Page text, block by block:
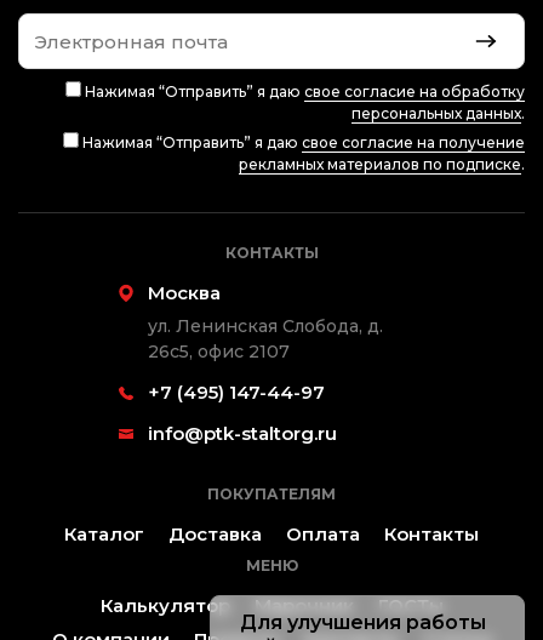
Нажимая “Отправить” я даю свое согласие на обработку
персональных данных.
Нажимая “Отправить” я даю свое согласие на получение
рекламных материалов по подписке.
КОНТАКТЫ
Москва
ул. Ленинская Слобода, д.
26с5, офис 2107
+7 (495) 147-44-97
info@ptk-staltorg.ru
ПОКУПАТЕЛЯМ
Каталог Доставка Оплата Контакты
МЕНЮ
Калькулятор Марочник
ГОСТы
Для улучшения работы